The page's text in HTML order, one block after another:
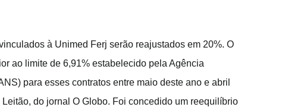
à Unimed Ferj serão reajustados em 20%. O
ao limite de 6,91% estabelecido pela Agência
para esses contratos entre maio deste ano e abril
do jornal O Globo. Foi concedido um reequilíbrio